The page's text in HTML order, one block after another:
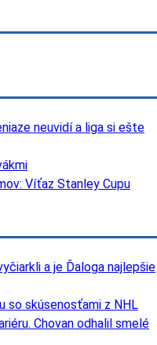
neuvidí a liga si ešte
Víťaz Stanley Cupu
a je Ďaloga najlepšie
so skúsenosťami z NHL
Chovan odhalil smelé